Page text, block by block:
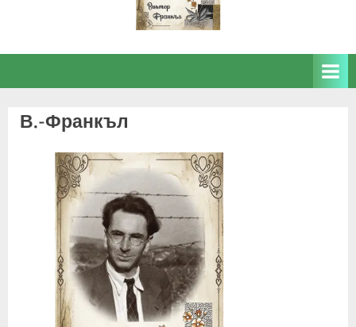
В.-Франкъл